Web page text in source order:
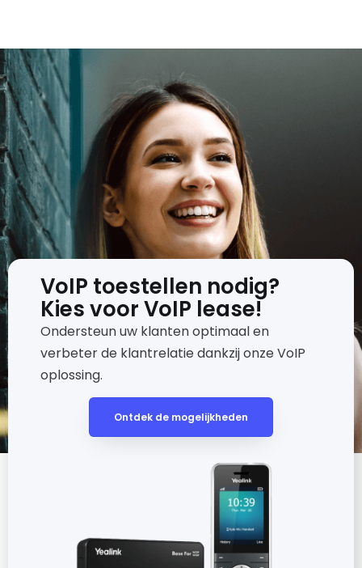
VoIP toestellen nodig?
Kies voor VoIP lease!
Ondersteun uw klanten optimaal en
verbeter de klantrelatie dankzij onze VoIP
oplossing.
Ontdek de mogelijkheden